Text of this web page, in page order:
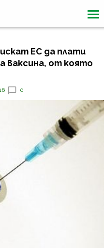
ЕС да плати
ваксина, от която
0